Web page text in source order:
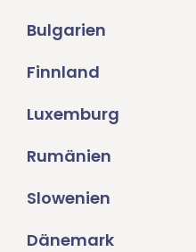
Bulgarien
Finnland
Luxemburg
Rumänien
Slowenien
Dänemark